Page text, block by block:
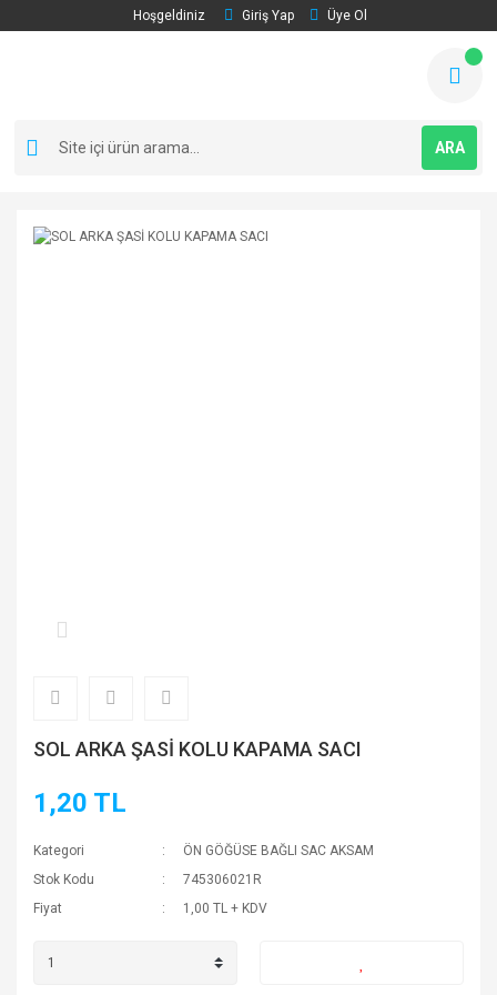
Hoşgeldiniz Giriş Yap Üye Ol
ARA
SOL ARKA ŞASİ KOLU KAPAMA SACI
1,20 TL
Kategori
ÖN GÖĞÜSE BAĞLI SAC AKSAM
Stok Kodu
745306021R
Fiyat
1,00 TL + KDV